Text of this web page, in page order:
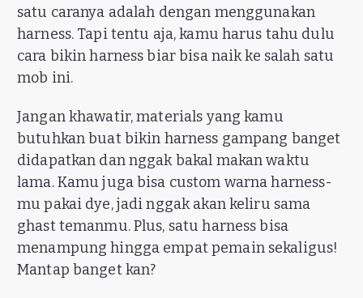
satu caranya adalah dengan menggunakan
harness. Tapi tentu aja, kamu harus tahu dulu
cara bikin harness biar bisa naik ke salah satu
mob ini.
Jangan khawatir, materials yang kamu
butuhkan buat bikin harness gampang banget
didapatkan dan nggak bakal makan waktu
lama. Kamu juga bisa custom warna harness-
mu pakai dye, jadi nggak akan keliru sama
ghast temanmu. Plus, satu harness bisa
menampung hingga empat pemain sekaligus!
Mantap banget kan?